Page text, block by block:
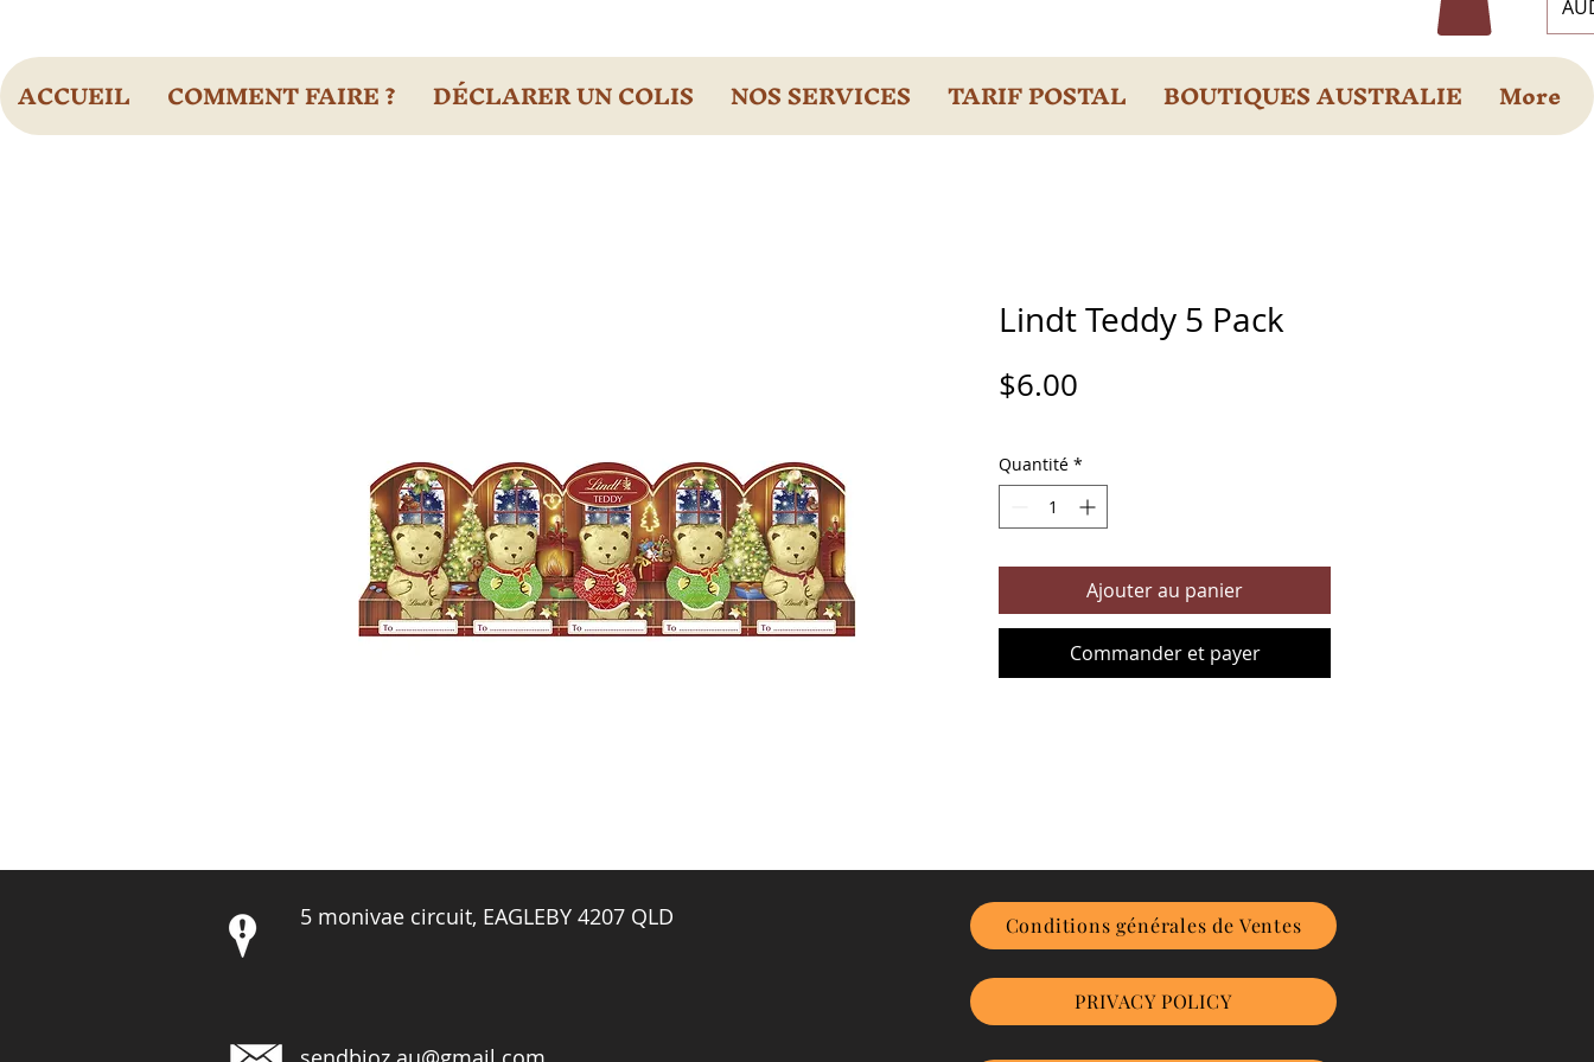
ACCUEIL COMMENT FAIRE ? DÉCLARER UN COLIS NOS SERVICES TARIF POSTAL BOUTIQUES AUSTRALIE More
Lindt Teddy 5 Pack
$6.00
Quantité *
Ajouter au panier
Commander et payer
5 monivae circuit, EAGLEBY 4207 QLD Conditions générales de Ventes
PRIVACY POLICY